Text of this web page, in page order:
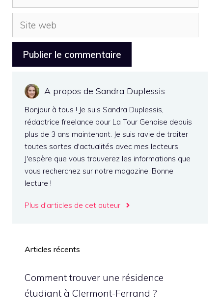
mail
Site
web
A propos de Sandra Duplessis
Bonjour à tous ! Je suis Sandra Duplessis,
rédactrice freelance pour La Tour Genoise depuis
plus de 3 ans maintenant. Je suis ravie de traiter
toutes sortes d'actualités avec mes lecteurs.
J'espère que vous trouverez les informations que
vous recherchez sur notre magazine. Bonne
lecture !
Plus d'articles de cet auteur
Articles récents
Comment trouver une résidence
étudiant à Clermont-Ferrand ?